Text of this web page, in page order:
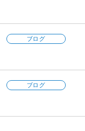
ブログ
ブログ